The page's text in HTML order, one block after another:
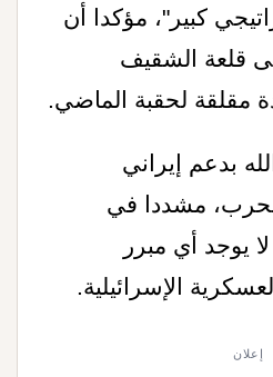
كبير"، مؤكدا أن
قلعة الشقيف
مقلقة لحقبة الماضي.
بدعم إيراني
مشددا في
يوجد أي مبرر
الإسرائيلية.
إعلان